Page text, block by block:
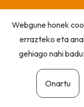
Webgune honek
errazteko eta
gehiago nahi
Onartu